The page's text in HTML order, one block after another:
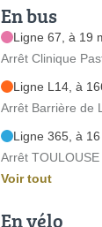
En bus
Ligne 67, à 19
Arrêt Clinique
Ligne L14, à
Arrêt Barrière de
Ligne 365, à 16
Arrêt
Voir tout
En vélo